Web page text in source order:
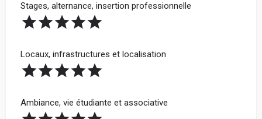
Stages, alternance, insertion professionnelle
Locaux, infrastructures et localisation
Ambiance, vie étudiante et associative